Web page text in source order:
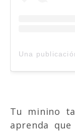
Tu minino
aprenda